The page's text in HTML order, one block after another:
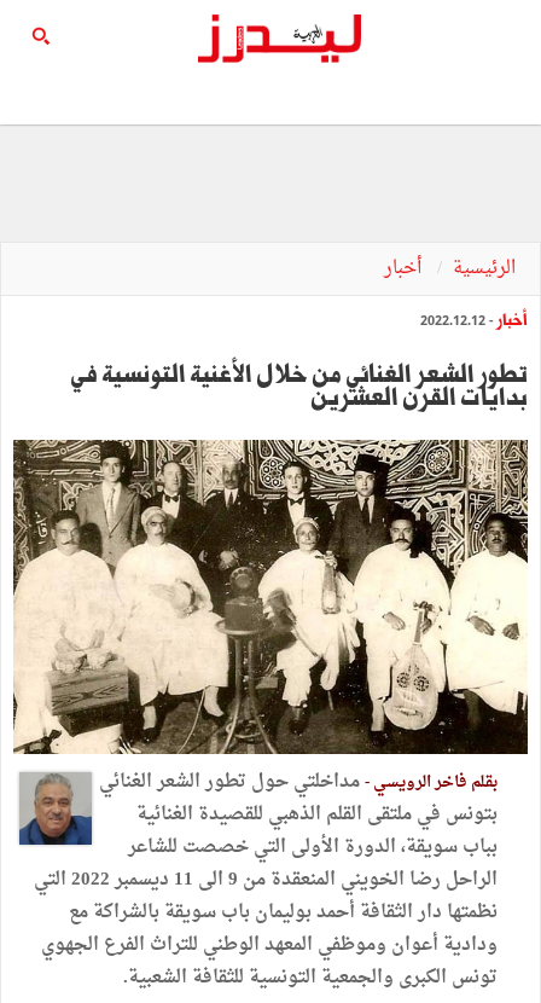
الرئيسية أخبار
أخبار - 2022.12.12
تطور الشعر الغنائي من خلال الأغنية التونسية في
بدايات القرن العشرين
بقلم فاخر الرويسي -مداخلتي حول تطور الشعر الغنائي
بتونس في ملتقى القلم الذهبي للقصيدة الغنائية
بباب سويقة، الدورة الأولى التي خصصت للشاعر
الراحل رضا الخويني المنعقدة من 9 الى 11 ديسمبر 2022 التي
نظمتها دار الثقافة أحمد بوليمان باب سويقة بالشراكة مع
ودادية أعوان وموظفي المعهد الوطني للتراث الفرع الجهوي
تونس الكبرى والجمعية التونسية للثقافة الشعبية.